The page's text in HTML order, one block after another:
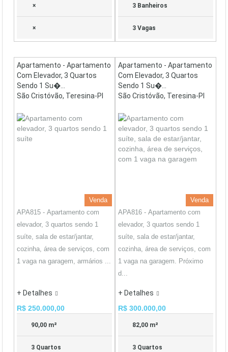
×
×
3 Banheiros
3 Vagas
Apartamento - Apartamento
Com Elevador, 3 Quartos
Sendo 1 Su�...
São Cristóvão, Teresina-PI
Venda
APA815 - Apartamento com
elevador, 3 quartos sendo 1
suíte, sala de estar/jantar,
cozinha, área de serviços, com
1 vaga na garagem, armários ...
+ Detalhes
R$ 250.000,00
90,00 m²
3 Quartos
Apartamento - Apartamento
Com Elevador, 3 Quartos
Sendo 1 Su�...
São Cristóvão, Teresina-PI
Venda
APA816 - Apartamento com
elevador, 3 quartos sendo 1
suíte, sala de estar/jantar,
cozinha, área de serviços, com
1 vaga na garagem. Próximo
d...
+ Detalhes
R$ 300.000,00
82,00 m²
3 Quartos